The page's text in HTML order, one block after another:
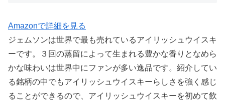
Amazonで詳細を見る
ジェムソンは世界で最も売れているアイリッシュウイスキ
ーです。３回の蒸留によって生まれる豊かな香りとなめら
かな味わいは世界中にファンが多い逸品です。紹介してい
る銘柄の中でもアイリッシュウイスキーらしさを強く感じ
ることができるので、アイリッシュウイスキーを初めて飲